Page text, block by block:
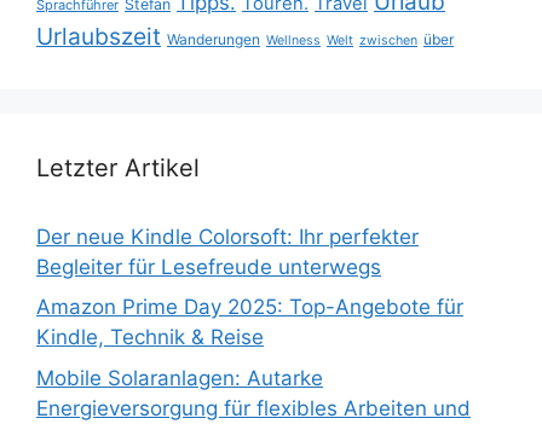
Sprachführer Stefan
Urlaubszeit Wanderungen Wellness Welt zwischen über
Letzter Artikel
Der neue Kindle Colorsoft: Ihr perfekter
Begleiter für Lesefreude unterwegs
Amazon Prime Day 2025: Top-Angebote für
Kindle, Technik & Reise
Mobile Solaranlagen: Autarke
Energieversorgung für flexibles Arbeiten und